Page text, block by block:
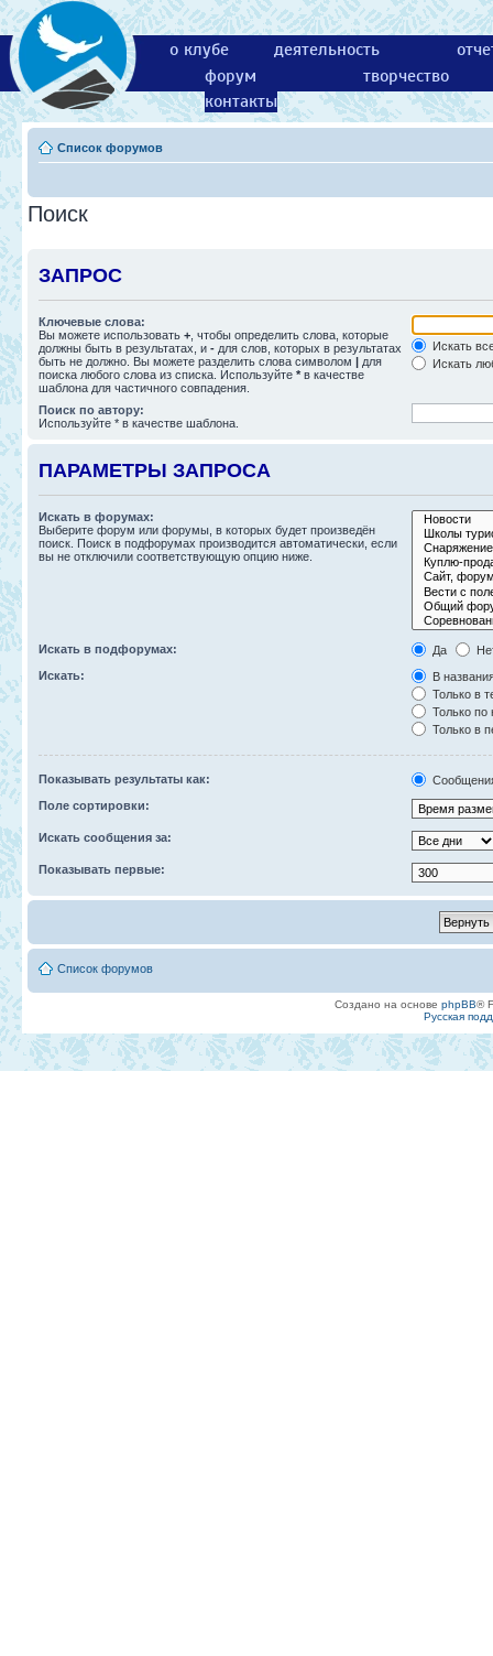
о клубе деятельность
форум
творчество
контакты
Список форумов
Поиск
ЗАПРОС
Ключевые слова:
Вы можете использовать + , чтобы определить слова, которые
должны быть в результатах, и - для слов, которых в результатах
быть не должно. Вы можете разделить слова символом | для
поиска любого слова из списка. Используйте * в качестве
шаблона для частичного совпадения.
Искать
Искать
Поиск по автору:
Используйте * в качестве шаблона.
ПАРАМЕТРЫ ЗАПРОСА
Искать в форумах:
Выберите форум или форумы, в которых будет произведён
поиск. Поиск в подфорумах производится автоматически, если
вы не отключили соответствующую опцию ниже.
Искать в подфорумах: Да
Искать:
В
Только в
Только по
Только в
Показывать результаты как:
Поле сортировки:
Искать сообщения за:
Показывать первые:
Список форумов
Создано на основе phpBB®
Русская